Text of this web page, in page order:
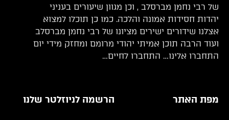
של רבי נחמן מברסלב , וכן מגוון שיעורים בעניני
יהדות חסידות אמונה והלכה. כמו כן תוכלו למצוא
אצלנו שידורים ישירים מציונו של רבי נחמן מברסלב
ועוד הרבה תוכן אמיתי יהודי מרומם ומחזק מידי יום
התחברו אלינו… התחברו לחיים…
מפת האתר הרשמה לניוזלטר שלנו